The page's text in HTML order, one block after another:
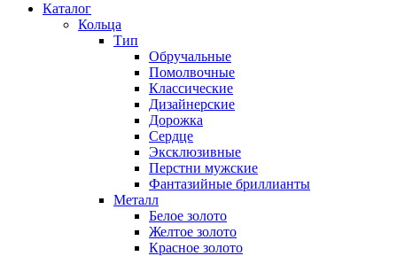
Каталог
Кольца
Тип
Обручальные
Помолвочные
Классические
Дизайнерские
Дорожка
Сердце
Эксклюзивные
Перстни мужские
Фантазийные бриллианты
Металл
Белое золото
Желтое золото
Красное золото